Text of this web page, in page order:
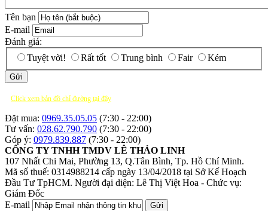
Tên bạn
E-mail
Đánh giá:
Tuyệt vời!
Rất tốt Trung bình Fair Kém
Click xem bản đồ chỉ đường tại đây
Đặt mua: 0969.35.05.05 (7:30 - 22:00)
Tư vấn: 028.62.790.790 (7:30 - 22:00)
Góp ý: 0979.839.887 (7:30 - 22:00)
CÔNG TY TNHH TMDV LÊ THẢO LINH
107 Nhất Chi Mai, Phường 13, Q.Tân Bình, Tp. Hồ Chí Minh.
Mã số thuế: 0314988214 cấp ngày 13/04/2018 tại Sở Kế Hoạch
Đầu Tư TpHCM. Người đại diện: Lê Thị Việt Hoa - Chức vụ:
Giám Đốc
E-mail
Gửi